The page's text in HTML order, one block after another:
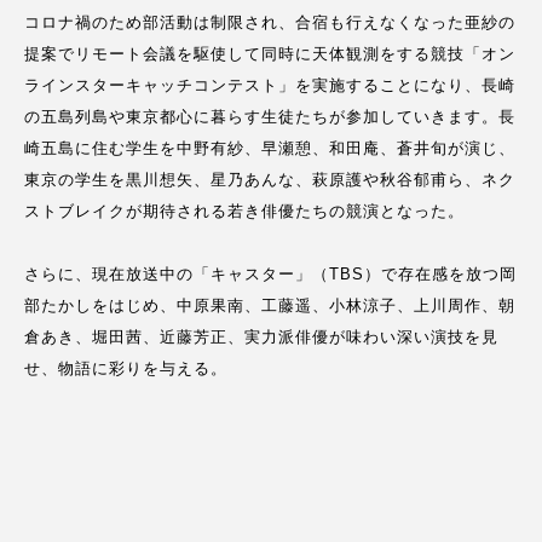
コロナ禍のため部活動は制限され、合宿も行えなくなった亜紗の
提案でリモート会議を駆使して同時に天体観測をする競技「オン
ラインスターキャッチコンテスト」を実施することになり、長崎
の五島列島や東京都心に暮らす生徒たちが参加していきます。長
崎五島に住む学生を中野有紗、早瀬憩、和田庵、蒼井旬が演じ、
東京の学生を黒川想矢、星乃あんな、萩原護や秋谷郁甫ら、ネク
ストブレイクが期待される若き俳優たちの競演となった。
さらに、現在放送中の「キャスター」（TBS）で存在感を放つ岡
部たかしをはじめ、中原果南、工藤遥、小林涼子、上川周作、朝
倉あき、堀田茜、近藤芳正、実力派俳優が味わい深い演技を見
せ、物語に彩りを与える。